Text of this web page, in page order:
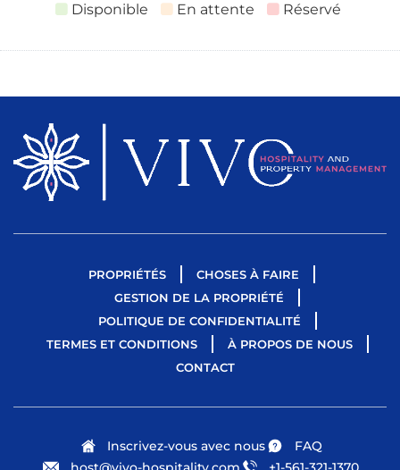
Disponible En attente Réservé
PROPRIÉTÉS
CHOSES À FAIRE
GESTION DE LA PROPRIÉTÉ
POLITIQUE DE CONFIDENTIALITÉ
TERMES ET CONDITIONS
À PROPOS DE NOUS
CONTACT
Inscrivez-vous avec nous
FAQ